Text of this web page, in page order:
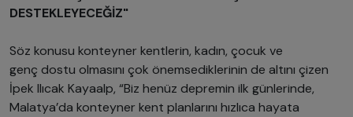
DESTEKLEYECEĞİZ"
Söz konusu konteyner kentlerin, kadın, çocuk ve
genç dostu olmasını çok önemsediklerinin de altını çizen
İpek Ilıcak Kayaalp, “Biz henüz depremin ilk günlerinde,
Malatya’da konteyner kent planlarını hızlıca hayata